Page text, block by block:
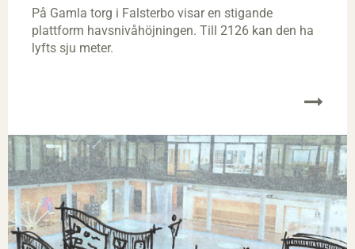
På Gamla torg i Falsterbo visar en stigande
plattform havsnivåhöjningen. Till 2126 kan den ha
lyfts sju meter.